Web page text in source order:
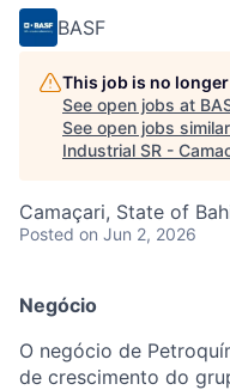
BASF
This job is no
See open jobs at
See open jobs
Industrial SR -
Camaçari, State of
Posted on Jun 2, 2026
Negócio
O negócio de
de crescimento do